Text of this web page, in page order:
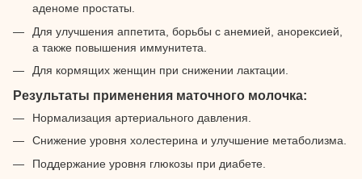
аденоме простаты.
Для улучшения аппетита, борьбы с анемией, анорексией,
а также повышения иммунитета.
Для кормящих женщин при снижении лактации.
Результаты применения маточного молочка:
Нормализация артериального давления.
Снижение уровня холестерина и улучшение метаболизма.
Поддержание уровня глюкозы при диабете.